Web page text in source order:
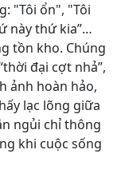
"Tôi ổn", "Tôi
này thứ kia”…
tồn kho. Chúng
đại cợt nhả”,
ảnh hoàn hảo,
lạc lõng giữa
ngủi chỉ thông
khi cuộc sống